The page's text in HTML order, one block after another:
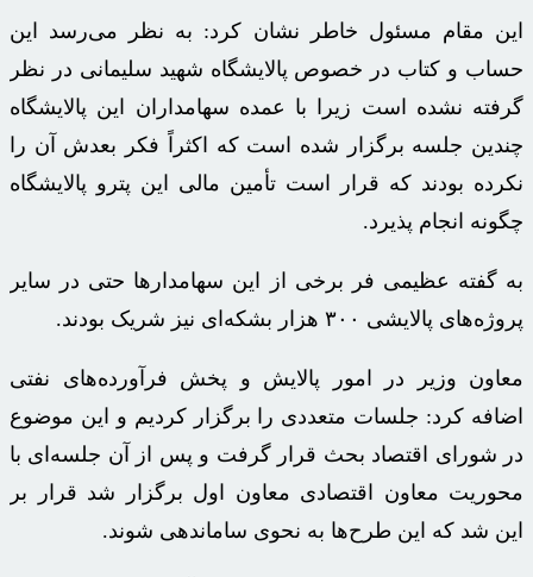
این مقام مسئول خاطر نشان کرد: به نظر می‌رسد این
حساب و کتاب در خصوص پالایشگاه شهید سلیمانی در نظر
گرفته نشده است زیرا با عمده سهامداران این پالایشگاه
چندین جلسه برگزار شده است که اکثراً فکر بعدش آن را
نکرده بودند که قرار است تأمین مالی این پترو پالایشگاه
چگونه انجام پذیرد.
به گفته عظیمی فر برخی از این سهامدارها حتی در سایر
پروژه‌های پالایشی ۳۰۰ هزار بشکه‌ای نیز شریک بودند.
معاون وزیر در امور پالایش و پخش فرآورده‌های نفتی
اضافه کرد: جلسات متعددی را برگزار کردیم و این موضوع
در شورای اقتصاد بحث قرار گرفت و پس از آن جلسه‌ای با
محوریت معاون اقتصادی معاون اول برگزار شد قرار بر
این شد که این طرح‌ها به نحوی ساماندهی شوند.